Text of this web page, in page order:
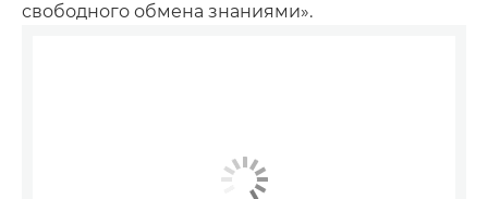
свободного обмена знаниями».